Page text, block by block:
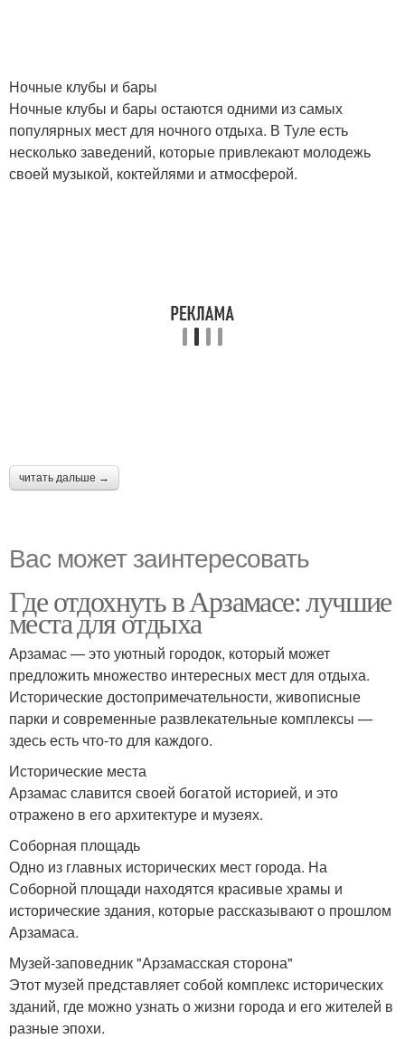
Ночные клубы и бары
Ночные клубы и бары остаются одними из самых
популярных мест для ночного отдыха. В Туле есть
несколько заведений, которые привлекают молодежь
своей музыкой, коктейлями и атмосферой.
читать дальше →
Вас может заинтересовать
Где отдохнуть в Арзамасе: лучшие
места для отдыха
Арзамас — это уютный городок, который может
предложить множество интересных мест для отдыха.
Исторические достопримечательности, живописные
парки и современные развлекательные комплексы —
здесь есть что-то для каждого.
Исторические места
Арзамас славится своей богатой историей, и это
отражено в его архитектуре и музеях.
Соборная площадь
Одно из главных исторических мест города. На
Соборной площади находятся красивые храмы и
исторические здания, которые рассказывают о прошлом
Арзамаса.
Музей-заповедник "Арзамасская сторона"
Этот музей представляет собой комплекс исторических
зданий, где можно узнать о жизни города и его жителей в
разные эпохи.